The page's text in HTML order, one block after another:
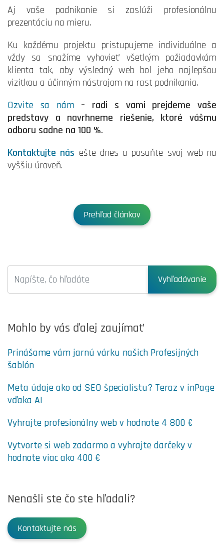
Vyhľadávanie
Mohlo by vás ďalej zaujímať
Prinášame vám jarnú várku našich Profesijných
šablón
Meta údaje ako od SEO špecialistu? Teraz v inPage
vďaka AI
Vyhrajte profesionálny web v hodnote 4 800 €
Vytvorte si web zadarmo a vyhrajte darčeky v
hodnote viac ako 400 €
Nenašli ste čo ste hľadali?
Kontaktujte nás
Aj vaše podnikanie si zaslúži profesionálnu
prezentáciu na mieru.
Ku každému projektu pristupujeme individuálne a
vždy sa snažíme vyhovieť všetkým požiadavkám
klienta tak, aby výsledný web bol jeho najlepšou
vizitkou a účinným nástrojom na rast podnikania.
Ozvite sa nám– radi s vami prejdeme vaše
predstavy a navrhneme riešenie, ktoré vášmu
odboru sadne na 100 %.
Kontaktujte nás ešte dnes a posuňte svoj web na
vyššiu úroveň.
Prehľad článkov